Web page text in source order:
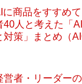
に商品をすすめ
40人と考えた「
対策」まとめ（
営者・リーダー